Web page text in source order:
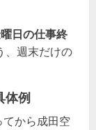
日の仕事終
、週末だけの
体例
てから成田空